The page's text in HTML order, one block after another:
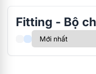
Fitting - Bộ